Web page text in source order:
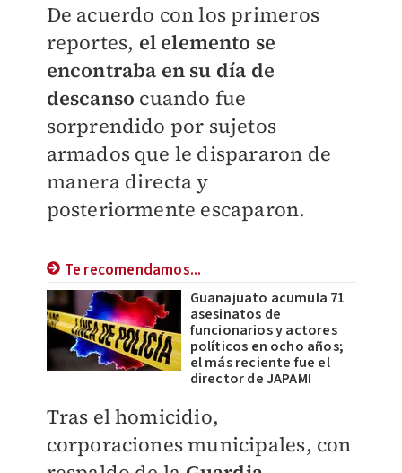
De acuerdo con los primeros
reportes, el elemento se
encontraba en su día de
descanso cuando fue
sorprendido por sujetos
armados que le dispararon de
manera directa y
posteriormente escaparon.
Te recomendamos...
Guanajuato acumula 71
asesinatos de
funcionarios y actores
políticos en ocho años;
el más reciente fue el
director de JAPAMI
Tras el homicidio,
corporaciones municipales, con